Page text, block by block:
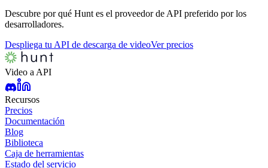
Descubre por qué Hunt es el proveedor de API preferido por los
desarrolladores.
Despliega tu API de descarga de videoVer precios
Video a API
Recursos
Precios
Documentación
Blog
Biblioteca
Caja de herramientas
Estado del servicio